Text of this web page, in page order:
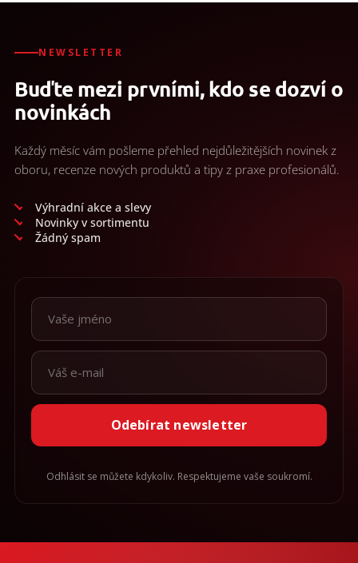
NEWSLETTER
Buďte mezi prvními, kdo se dozví o
novinkách
Každý měsíc vám pošleme přehled nejdůležitějších novinek z
oboru, recenze nových produktů a tipy z praxe profesionálů.
Výhradní akce a slevy
Novinky v sortimentu
Žádný spam
Odebírat newsletter
Odhlásit se můžete kdykoliv. Respektujeme vaše soukromí.